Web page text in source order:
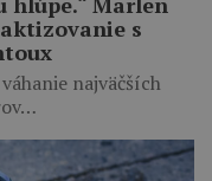
s
najväčších